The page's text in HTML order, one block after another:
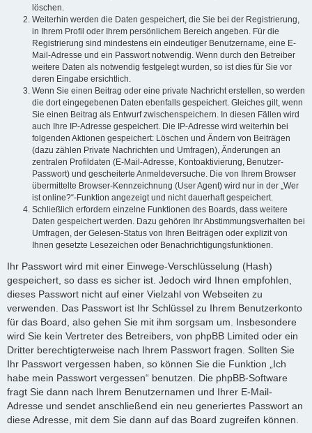
löschen.
Weiterhin werden die Daten gespeichert, die Sie bei der Registrierung,
in Ihrem Profil oder Ihrem persönlichem Bereich angeben. Für die
Registrierung sind mindestens ein eindeutiger Benutzername, eine E-
Mail-Adresse und ein Passwort notwendig. Wenn durch den Betreiber
weitere Daten als notwendig festgelegt wurden, so ist dies für Sie vor
deren Eingabe ersichtlich.
Wenn Sie einen Beitrag oder eine private Nachricht erstellen, so werden
die dort eingegebenen Daten ebenfalls gespeichert. Gleiches gilt, wenn
Sie einen Beitrag als Entwurf zwischenspeichern. In diesen Fällen wird
auch Ihre IP-Adresse gespeichert. Die IP-Adresse wird weiterhin bei
folgenden Aktionen gespeichert: Löschen und Ändern von Beiträgen
(dazu zählen Private Nachrichten und Umfragen), Änderungen an
zentralen Profildaten (E-Mail-Adresse, Kontoaktivierung, Benutzer-
Passwort) und gescheiterte Anmeldeversuche. Die von Ihrem Browser
übermittelte Browser-Kennzeichnung (User Agent) wird nur in der „Wer
ist online?“-Funktion angezeigt und nicht dauerhaft gespeichert.
Schließlich erfordern einzelne Funktionen des Boards, dass weitere
Daten gespeichert werden. Dazu gehören Ihr Abstimmungsverhalten bei
Umfragen, der Gelesen-Status von Ihren Beiträgen oder explizit von
Ihnen gesetzte Lesezeichen oder Benachrichtigungsfunktionen.
Ihr Passwort wird mit einer Einwege-Verschlüsselung (Hash)
gespeichert, so dass es sicher ist. Jedoch wird Ihnen empfohlen,
dieses Passwort nicht auf einer Vielzahl von Webseiten zu
verwenden. Das Passwort ist Ihr Schlüssel zu Ihrem Benutzerkonto
für das Board, also gehen Sie mit ihm sorgsam um. Insbesondere
wird Sie kein Vertreter des Betreibers, von phpBB Limited oder ein
Dritter berechtigterweise nach Ihrem Passwort fragen. Sollten Sie
Ihr Passwort vergessen haben, so können Sie die Funktion „Ich
habe mein Passwort vergessen“ benutzen. Die phpBB-Software
fragt Sie dann nach Ihrem Benutzernamen und Ihrer E-Mail-
Adresse und sendet anschließend ein neu generiertes Passwort an
diese Adresse, mit dem Sie dann auf das Board zugreifen können.